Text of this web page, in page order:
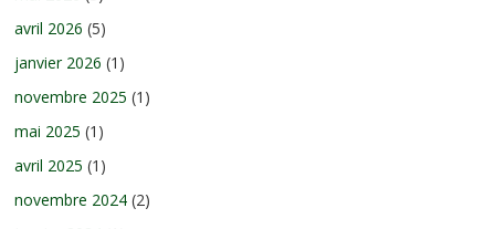
avril 2026 (5)
janvier 2026 (1)
novembre 2025 (1)
mai 2025 (1)
avril 2025 (1)
novembre 2024 (2)